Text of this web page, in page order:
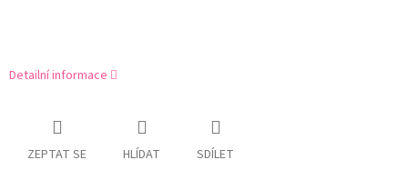
Detailní informace
ZEPTAT SE HLÍDAT SDÍLET